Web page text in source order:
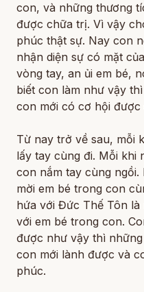
con, và những thương
được chữa trị. Vì vậy
phúc thật sự. Nay con
nhận diện sự có mặt
vòng tay, an ủi em bé,
biết con làm như vậy
con mới có cơ hội được
Từ nay trở về sau, mỗi
lấy tay cùng đi. Mỗi khi
con nắm tay cùng
mời em bé trong con
hứa với Đức Thế Tôn
với em bé trong con.
được như vậy thì
con mới lành được và
phúc.